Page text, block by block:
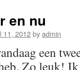
en nu
11, 2012byadmin
een
Zo leuk!